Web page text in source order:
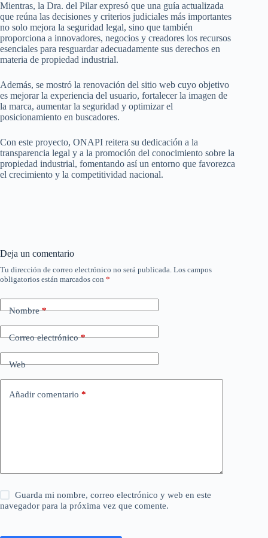
Mientras, la Dra. del Pilar expresó que una guía actualizada
que reúna las decisiones y criterios judiciales más importantes
no solo mejora la seguridad legal, sino que también
proporciona a innovadores, negocios y creadores los recursos
esenciales para resguardar adecuadamente sus derechos en
materia de propiedad industrial.
Además, se mostró la renovación del sitio web cuyo objetivo
es mejorar la experiencia del usuario, fortalecer la imagen de
la marca, aumentar la seguridad y optimizar el
posicionamiento en buscadores.
Con este proyecto, ONAPI reitera su dedicación a la
transparencia legal y a la promoción del conocimiento sobre la
propiedad industrial, fomentando así un entorno que favorezca
el crecimiento y la competitividad nacional.
Deja un comentario
Tu dirección de correo electrónico no será publicada. Los campos
obligatorios están marcados con *
Nombre*
Correo electrónico*
Web
Añadir comentario *
Guarda mi nombre, correo electrónico y web en este
navegador para la próxima vez que comente.